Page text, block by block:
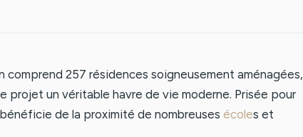
257 résidences soigneusement aménagées,
projet un véritable havre de vie moderne. Prisée pour
de la proximité de nombreuses écoles et